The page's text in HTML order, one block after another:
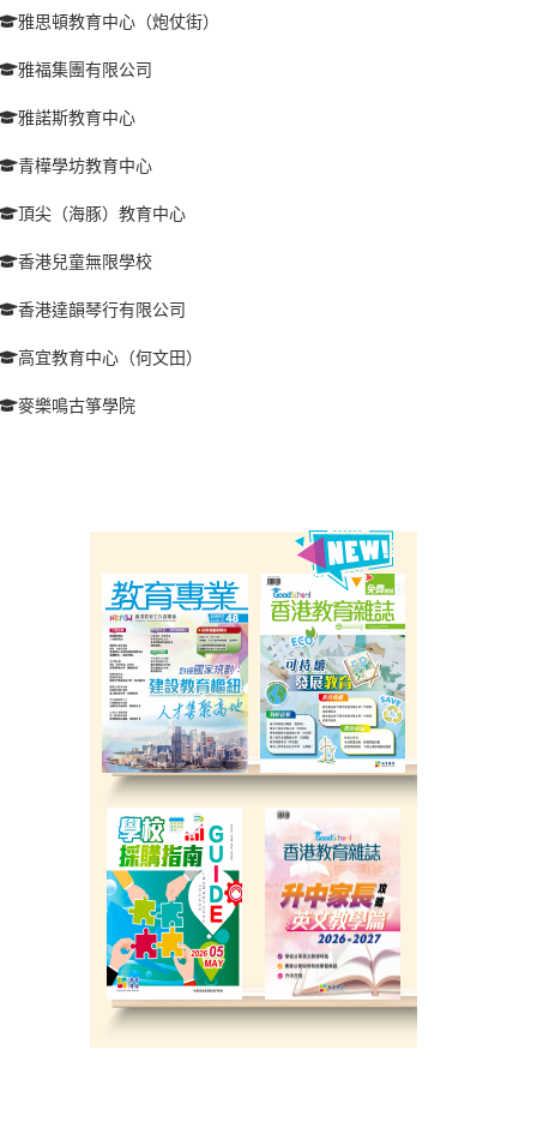
雅思頓教育中心（炮仗街）
雅福集團有限公司
雅諾斯教育中心
青樺學坊教育中心
頂尖（海豚）教育中心
香港兒童無限學校
香港達韻琴行有限公司
高宜教育中心（何文田）
麥樂鳴古箏學院